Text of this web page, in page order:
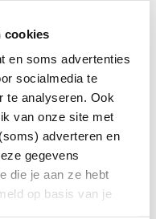
cookies
en soms advertenties
socialmedia te
te analyseren. Ook
van onze site met
adverteren en
gegevens
die je aan ze hebt
op basis van je
en wijk/buurt
2026 | 15:00
werkzaamheden
en wijk/buurt
2026 | 15:00
werkzaamheden